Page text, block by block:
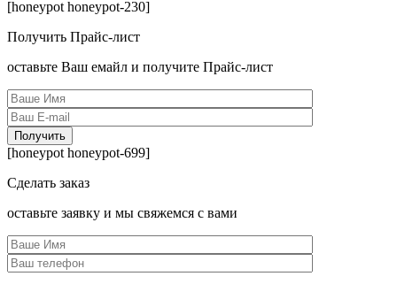
[honeypot honeypot-230]
Получить Прайс-лист
оcтавьте Ваш емайл и получите Прайс-лист
[honeypot honeypot-699]
Сделать заказ
оcтавьте заявку и мы свяжемся с вами